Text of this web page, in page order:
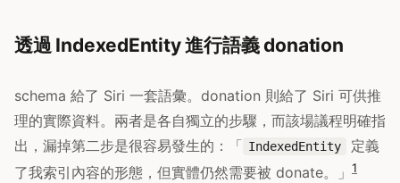
透過 IndexedEntity 進行語義 donation
schema 給了 Siri 一套語彙。donation 則給了 Siri 可供推
理的實際資料。兩者是各自獨立的步驟，而該場議程明確指
出，漏掉第二步是很容易發生的：「 IndexedEntity
定義
了我索引內容的形態，但實體仍然需要被 donate。」 1